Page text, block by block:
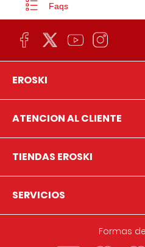
Faqs
EROSKI
ATENCION AL CLIENTE
TIENDAS EROSKI
SERVICIOS
Formas